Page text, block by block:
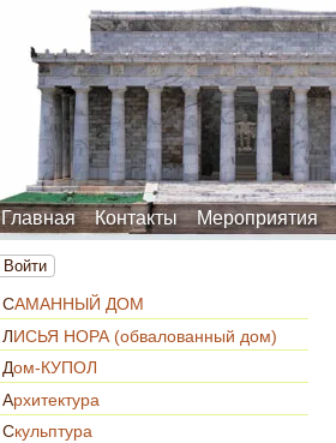
Главная Контакты Мероприятия
Войти
САМАННЫЙ ДОМ
ЛИСЬЯ НОРА (обвалованный дом)
Дом-КУПОЛ
Архитектура
Скульптура